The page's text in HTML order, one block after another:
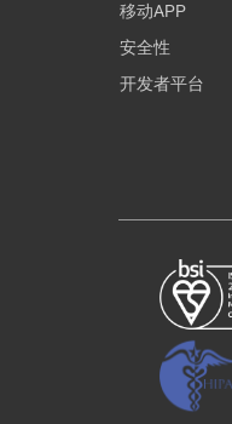
移动APP
安全性
开发者平台